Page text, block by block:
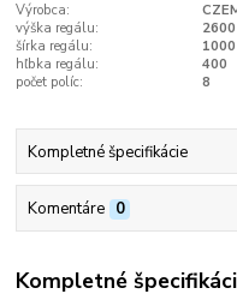
Výrobca:
výška regálu:
2600
šírka regálu:
1000
hľbka regálu:
400
počet políc:
8
Kompletné špecifikácie
Komentáre 0
Kompletné